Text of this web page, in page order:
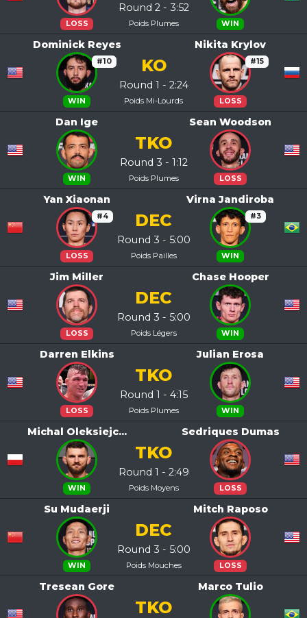
LOSS WIN
Round 2 - 3:52
Poids Plumes
Dominick Reyes
#10
WIN
Nikita Krylov
#15
LOSS
KO
Round 1 - 2:24
Poids Mi-Lourds
Dan Ige
WIN
Sean Woodson
LOSS
TKO
Round 3 - 1:12
Poids Plumes
Yan Xiaonan
#4
LOSS
Virna Jandiroba
#3
WIN
DEC
Round 3 - 5:00
Poids Pailles
Jim Miller
LOSS
Chase Hooper
WIN
DEC
Round 3 - 5:00
Poids Légers
Darren Elkins
LOSS
Julian Erosa
WIN
TKO
Round 1 - 4:15
Poids Plumes
Michal Oleksiejc...
WIN
Sedriques Dumas
LOSS
TKO
Round 1 - 2:49
Poids Moyens
Su Mudaerji
WIN
Mitch Raposo
LOSS
DEC
Round 3 - 5:00
Poids Mouches
Tresean Gore Marco Tulio
TKO